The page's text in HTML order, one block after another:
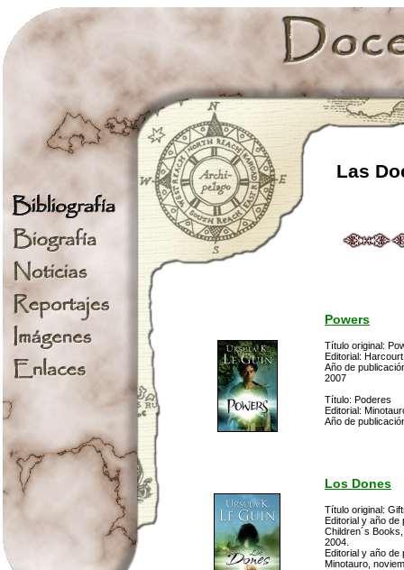
Las
Powers
Título original:
Editorial:
Año de
2007
Título: Poderes
Editorial:
Año de
Los Dones
Título original:
Editorial y año de
Children´s
2004.
Editorial y año de
Minotauro,